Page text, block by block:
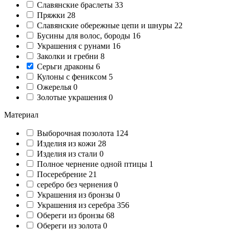
Славянские браслеты 33
Пряжки 28
Славянские обережные цепи и шнуры 22
Бусины для волос, бороды 16
Украшения с рунами 16
Заколки и гребни 8
Серьги драконы 6
Кулоны с фениксом 5
Ожерелья 0
Золотые украшения 0
Материал
Выборочная позолота 124
Изделия из кожи 28
Изделия из стали 0
Полное чернение одной птицы 1
Посеребрение 21
серебро без чернения 0
Украшения из бронзы 0
Украшения из серебра 356
Обереги из бронзы 68
Обереги из золота 0